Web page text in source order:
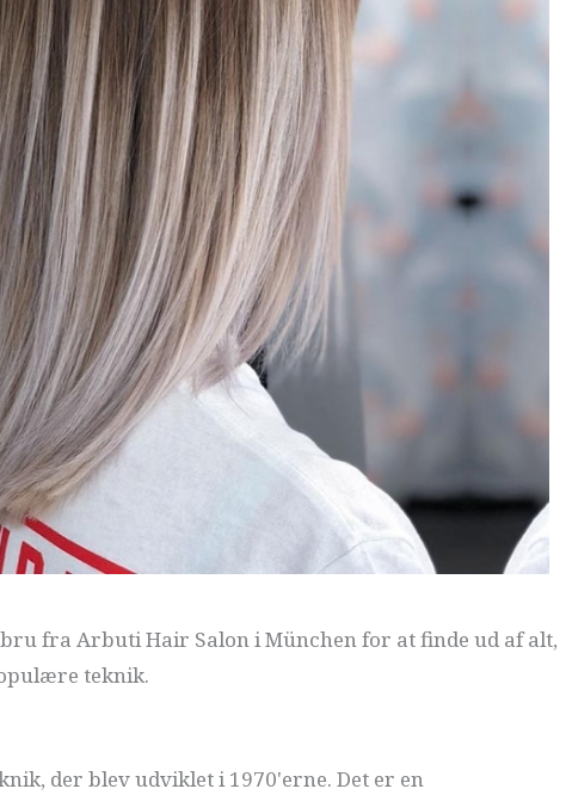
fra Arbuti Hair Salon i München for at finde ud af alt,
teknik.
der blev udviklet i 1970'erne. Det er en